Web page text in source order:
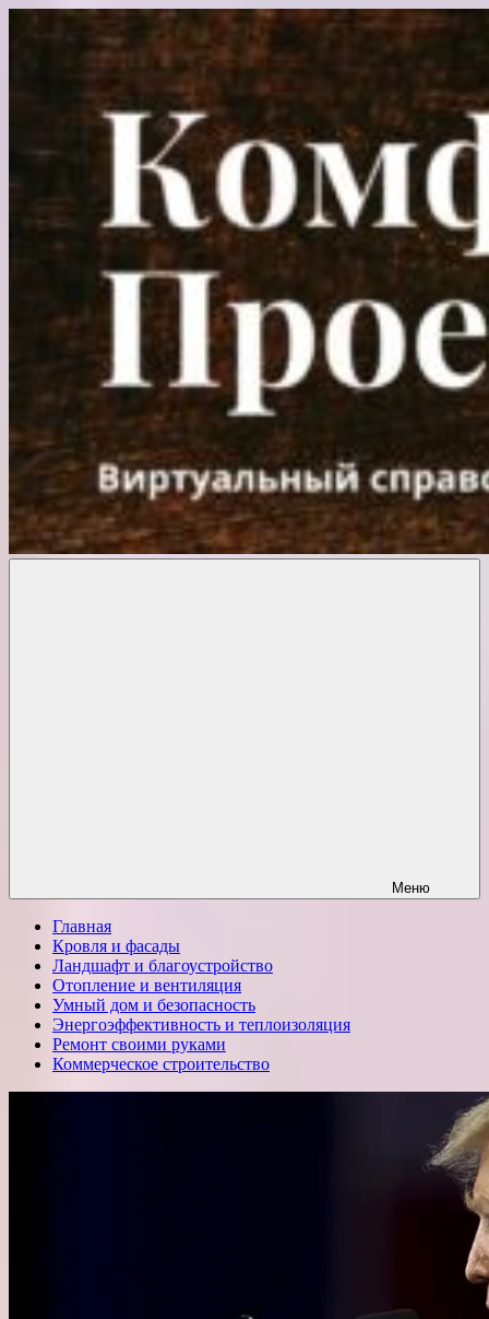
Перейти
содержимому
Меню
Главная
Кровля и фасады
Ландшафт и благоустройство
Отопление и вентиляция
Умный дом и безопасность
Энергоэффективность и теплоизоляция
Ремонт своими руками
Коммерческое строительство